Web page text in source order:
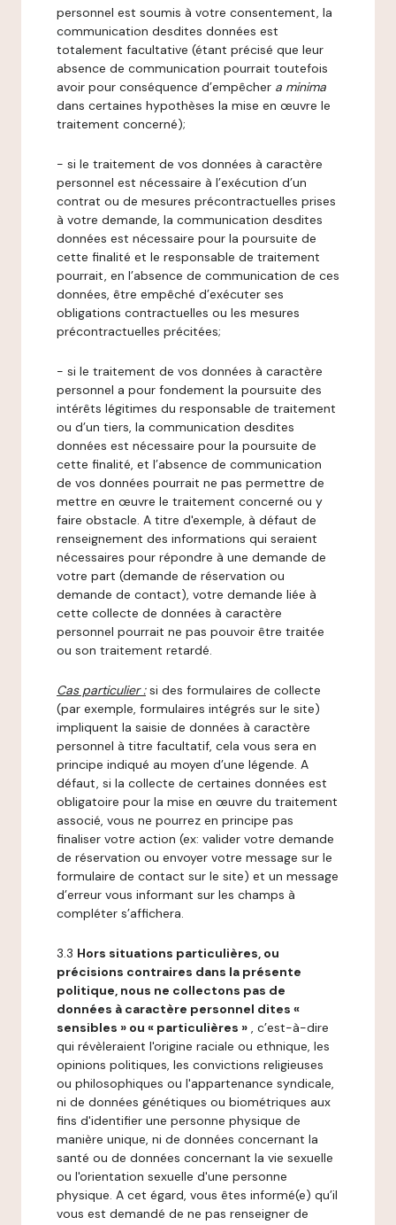
personnel est soumis à votre consentement, la
communication desdites données est
totalement facultative (étant précisé que leur
absence de communication pourrait toutefois
avoir pour conséquence d’empêcher a minima
dans certaines hypothèses la mise en œuvre le
traitement concerné);
- si le traitement de vos données à caractère
personnel est nécessaire à l’exécution d’un
contrat ou de mesures précontractuelles prises
à votre demande, la communication desdites
données est nécessaire pour la poursuite de
cette finalité et le responsable de traitement
pourrait, en l’absence de communication de ces
données, être empêché d’exécuter ses
obligations contractuelles ou les mesures
précontractuelles précitées;
- si le traitement de vos données à caractère
personnel a pour fondement la poursuite des
intérêts légitimes du responsable de traitement
ou d’un tiers, la communication desdites
données est nécessaire pour la poursuite de
cette finalité, et l’absence de communication
de vos données pourrait ne pas permettre de
mettre en œuvre le traitement concerné ou y
faire obstacle. A titre d'exemple, à défaut de
renseignement des informations qui seraient
nécessaires pour répondre à une demande de
votre part (demande de réservation ou
demande de contact), votre demande liée à
cette collecte de données à caractère
personnel pourrait ne pas pouvoir être traitée
ou son traitement retardé.
Cas particulier : si des formulaires de collecte
(par exemple, formulaires intégrés sur le site)
impliquent la saisie de données à caractère
personnel à titre facultatif, cela vous sera en
principe indiqué au moyen d’une légende. A
défaut, si la collecte de certaines données est
obligatoire pour la mise en œuvre du traitement
associé, vous ne pourrez en principe pas
finaliser votre action (ex: valider votre demande
de réservation ou envoyer votre message sur le
formulaire de contact sur le site) et un message
d’erreur vous informant sur les champs à
compléter s’affichera.
3.3 Hors situations particulières, ou
précisions contraires dans la présente
politique, nous ne collectons pas de
données à caractère personnel dites «
sensibles » ou « particulières » , c’est-à-dire
qui révèleraient l'origine raciale ou ethnique, les
opinions politiques, les convictions religieuses
ou philosophiques ou l'appartenance syndicale,
ni de données génétiques ou biométriques aux
fins d'identifier une personne physique de
manière unique, ni de données concernant la
santé ou de données concernant la vie sexuelle
ou l'orientation sexuelle d'une personne
physique. A cet égard, vous êtes informé(e) qu’il
vous est demandé de ne pas renseigner de